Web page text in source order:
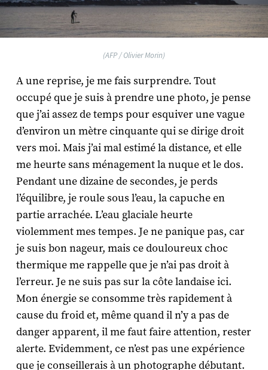
(AFP / Olivier Morin)
A une reprise, je me fais surprendre. Tout
occupé que je suis à prendre une photo, je pense
que j’ai assez de temps pour esquiver une vague
d’environ un mètre cinquante qui se dirige droit
vers moi. Mais j’ai mal estimé la distance, et elle
me heurte sans ménagement la nuque et le dos.
Pendant une dizaine de secondes, je perds
l’équilibre, je roule sous l’eau, la capuche en
partie arrachée. L’eau glaciale heurte
violemment mes tempes. Je ne panique pas, car
je suis bon nageur, mais ce douloureux choc
thermique me rappelle que je n’ai pas droit à
l’erreur. Je ne suis pas sur la côte landaise ici.
Mon énergie se consomme très rapidement à
cause du froid et, même quand il n’y a pas de
danger apparent, il me faut faire attention, rester
alerte. Evidemment, ce n’est pas une expérience
que je conseillerais à un photographe débutant.